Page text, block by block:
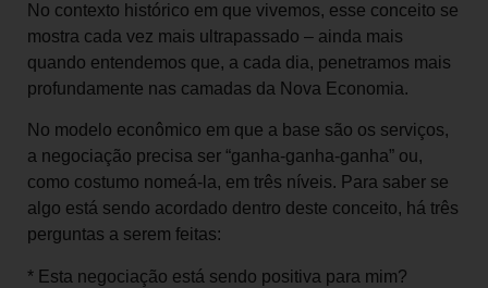
No contexto histórico em que vivemos, esse conceito se
mostra cada vez mais ultrapassado – ainda mais
quando entendemos que, a cada dia, penetramos mais
profundamente nas camadas da Nova Economia.
No modelo econômico em que a base são os serviços,
a negociação precisa ser “ganha-ganha-ganha” ou,
como costumo nomeá-la, em três níveis. Para saber se
algo está sendo acordado dentro deste conceito, há três
perguntas a serem feitas:
* Esta negociação está sendo positiva para mim?